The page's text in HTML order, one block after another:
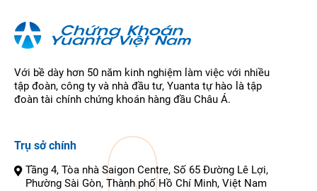
Với bề dày hơn 50 năm kinh nghiệm làm việc với nhiều
tập đoàn, công ty và nhà đầu tư, Yuanta tự hào là tập
đoàn tài chính chứng khoán hàng đầu Châu Á.
Trụ sở chính
Tầng 4, Tòa nhà Saigon Centre, Số 65 Đường Lê Lợi,
Phường Sài Gòn, Thành phố Hồ Chí Minh, Việt Nam